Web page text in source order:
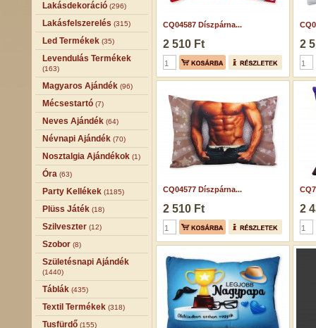
Lakásdekoráció (296)
Lakásfelszerelés (315)
Led Termékek (35)
Levendulás Termékek
(163)
Magyaros Ajándék (96)
Mécsestartó (7)
Neves Ajándék (64)
Névnapi Ajándék (70)
Nosztalgia Ajándékok (1)
Óra (63)
Party Kellékek (1185)
Plüss Játék (18)
Szilveszter (12)
Szobor (8)
Születésnapi Ajándék
(1440)
Táblák (435)
Textil Termékek (318)
Tusfürdő (155)
CQ04587 Díszpárna...
2 510 Ft 2
CQ04577 Díszpárna...
2 510 Ft 2